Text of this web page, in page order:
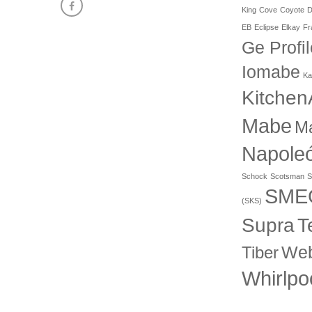
King Cove Coyote
EB Eclipse Elkay
Ge
Iomabe
Mabe
Schock Scotsman
(SKS)
Supra
Tiber